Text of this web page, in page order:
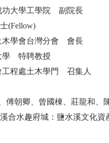
功大學工學院 副院長
(Fellow)
木學會台灣分會 會長
學 特聘教授
工程處土木學門 召集人
傅朝卿、曾國棟、莊龍和
合水趣府城：鹽水溪文化